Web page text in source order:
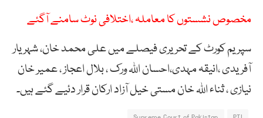
مخصوص نشستوں کا معاملہ ،اختلافی نوٹ سامنے آگئے
سپریم کورٹ کے تحریری فیصلے میں علی محمد خان، شہریار
آفریدی ،انیقہ مہدی،احسان اللہ ورک ، بلال اعجاز ، عمیر خان
نیازی ، ثناء اللہ خان مستی خیل آزاد ارکان قرار دئیے گئے ہیں۔